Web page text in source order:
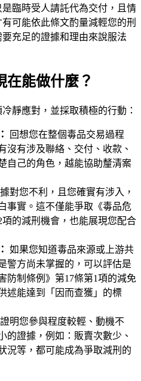
臨時受人請託代為交付，且情
可能依此條文酌量減輕您的刑
充足的證據和理由來說服法
在能做什麼？
靜應對，並採取積極的行動：
回想您在整個毒品交易過程
沒有涉及聯絡、交付、收款、
自己的角色，越能協助釐清案
對您不利，且您確實有涉入，
事實。這不僅能爭取《毒品危
的減刑機會，也能展現您配合
如果您知道毒品來源或上游共
警方尚未掌握的，可以評估是
防制條例》第17條第1項的減免
述能達到「因而查獲」的標
明您參與程度較輕、動機不
的證據，例如：販賣次數少、
況等，都可能成為爭取減刑的